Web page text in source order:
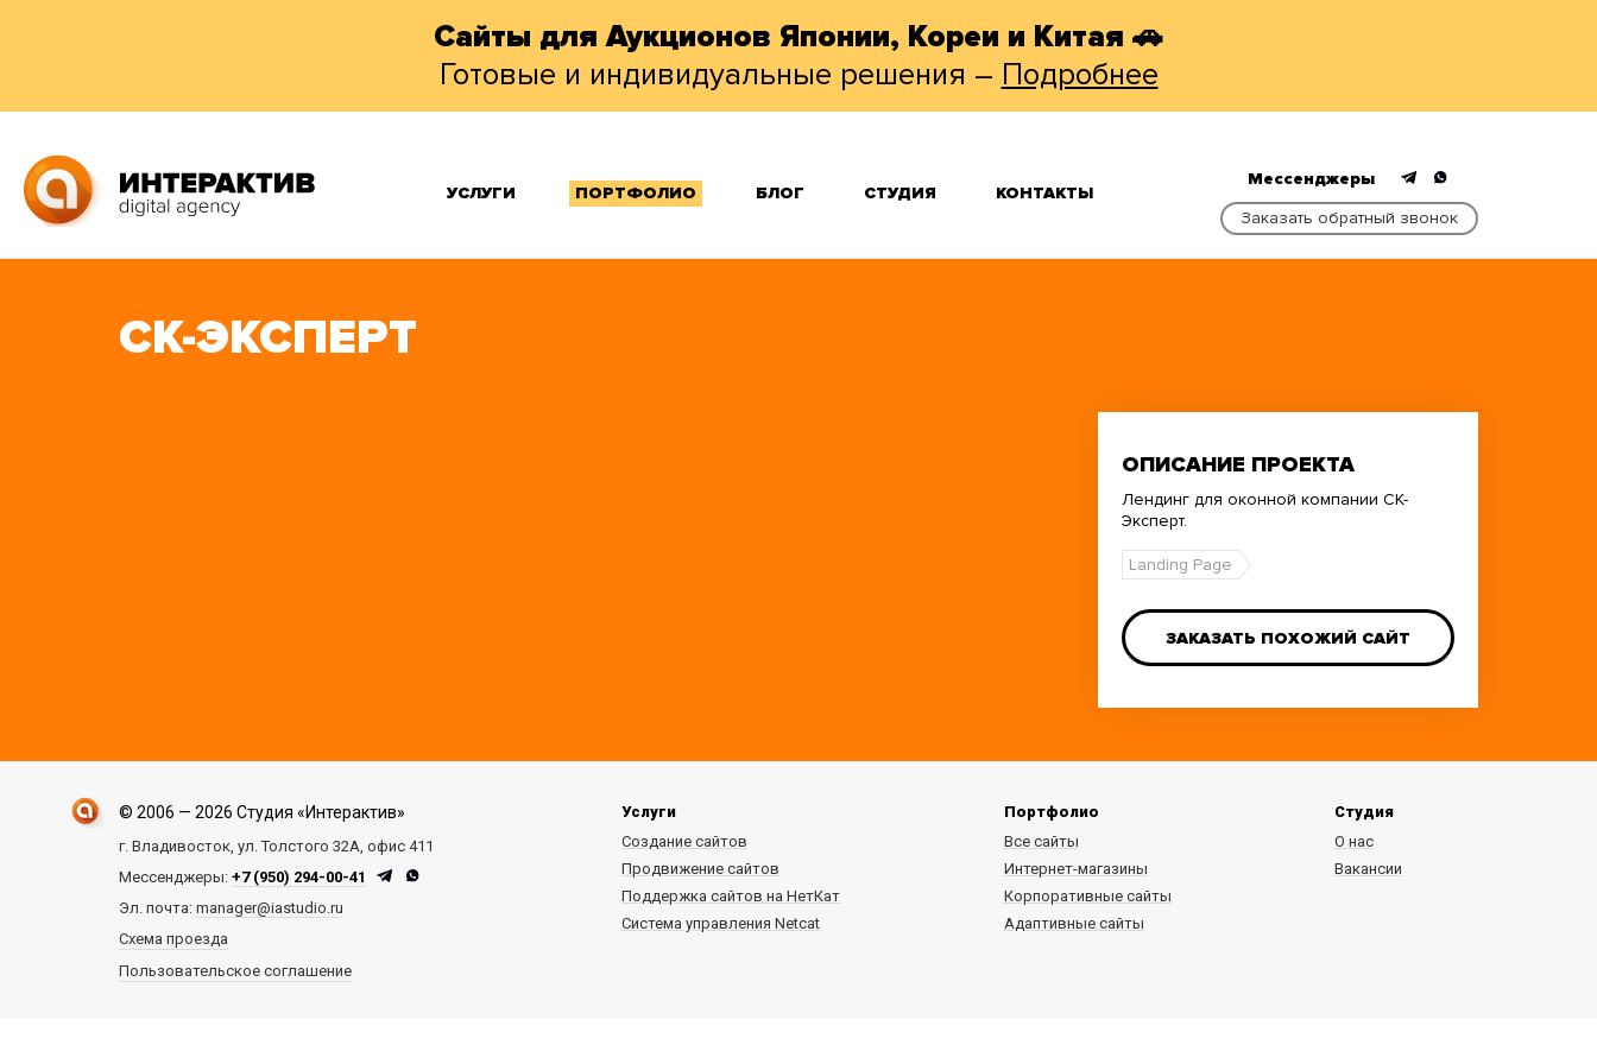
Сайты для Аукционов Японии, Кореи и Китая 🚗
Готовые и индивидуальные решения – Подробнее
Мессенджеры
Заказать обратный звонок
УСЛУГИ ПОРТФОЛИО БЛОГ СТУДИЯ КОНТАКТЫ
СК-ЭКСПЕРТ
ОПИСАНИЕ ПРОЕКТА
Лендинг для оконной компании СК-
Эксперт.
Landing Page
ЗАКАЗАТЬ ПОХОЖИЙ САЙТ
© 2006 — 2026 Студия «Интерактив»
г. Владивосток, ул. Толстого 32А, офис 411
Мессенджеры: +7 (950) 294-00-41
Эл. почта: manager@iastudio.ru
Схема проезда
Пользовательское соглашение
Услуги
Создание сайтов
Продвижение сайтов
Поддержка сайтов на НетКат
Система управления Netcat
Портфолио
Все сайты
Интернет-магазины
Корпоративные сайты
Адаптивные сайты
Студия
О нас
Вакансии